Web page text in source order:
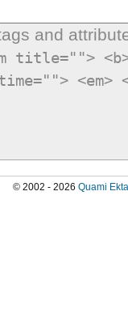
and
title="">
© 2002 - 2026 Quami